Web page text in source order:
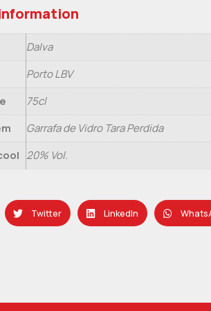
Dalva
Porto LBV
75cl
Garrafa de Vidro Tara Perdida
20% Vol.
Twitter LinkedIn